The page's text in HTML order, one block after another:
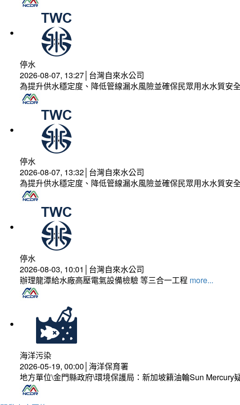
停水
2026-08-07, 13:27│台灣自來水公司
為提升供水穩定度、降低管線漏水風險並確保民眾用水水質安
停水
2026-08-07, 13:32│台灣自來水公司
為提升供水穩定度、降低管線漏水風險並確保民眾用水水質安
停水
2026-08-03, 10:01│台灣自來水公司
辦理龍潭給水廠高壓電氣設備檢驗 等三合一工程 more...
海洋污染
2026-05-19, 00:00│海洋保育署
地方單位\金門縣政府\環境保護局：新加坡籍油輪Sun Mercury